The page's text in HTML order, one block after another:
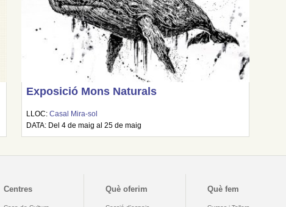
Exposició Mons Naturals
LLOC:Casal Mira-sol
DATA: Del 4 de maig al 25 de maig
Centres Què oferim Què fem